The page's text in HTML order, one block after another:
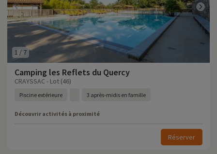
1 / 7
Camping les Reflets du Quercy
CRAYSSAC - Lot (46)
Piscine extérieure 3 après-midis en famille
Découvrir activités à proximité
Réserver